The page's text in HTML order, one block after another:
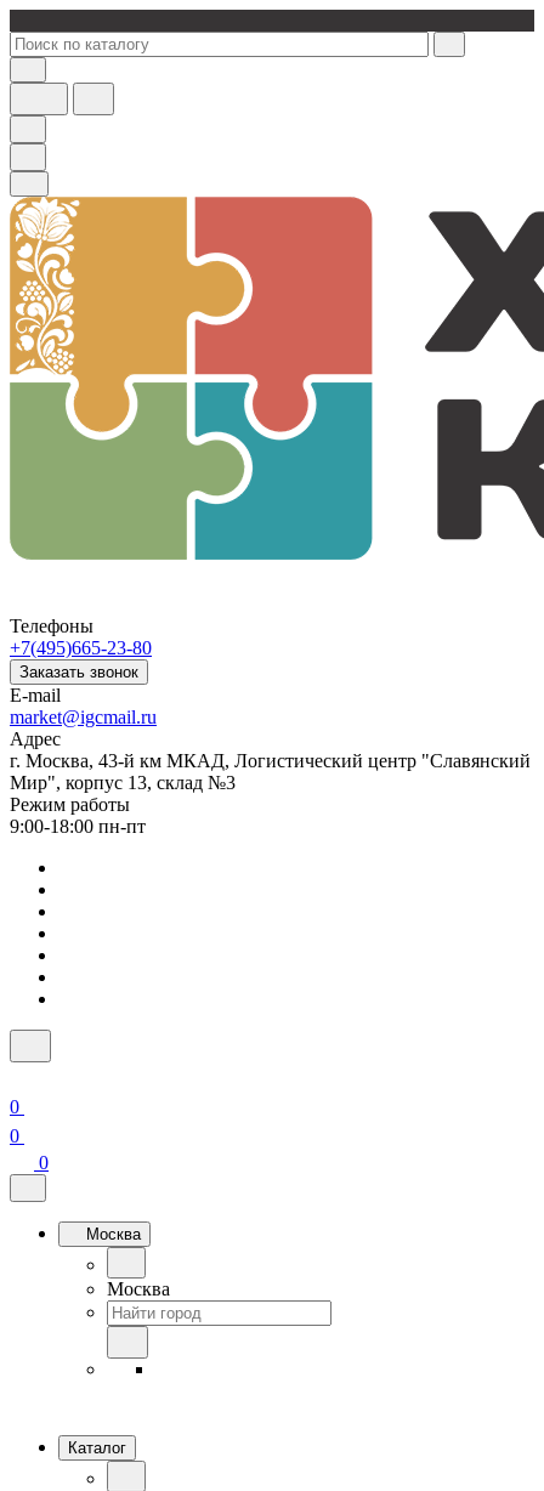
Телефоны
+7(495)665-23-80
Заказать звонок
E-mail
market@igcmail.ru
Адрес
г. Москва, 43-й км МКАД, Логистический центр "Славянский
Мир", корпус 13, склад №3
Режим работы
9:00-18:00 пн-пт
0
0
0
Москва
Москва
Каталог